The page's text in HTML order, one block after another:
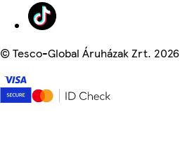
©Tesco-Global Áruházak Zrt. 2026